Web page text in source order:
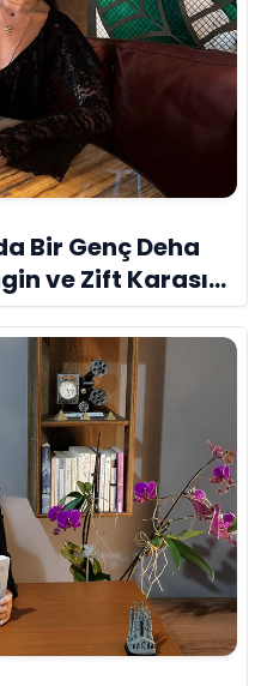
Bir Genç Deha
ve Zift Karası